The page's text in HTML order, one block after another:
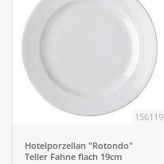
156119
Hotelporzellan "Rotondo"
Teller Fahne flach 19cm